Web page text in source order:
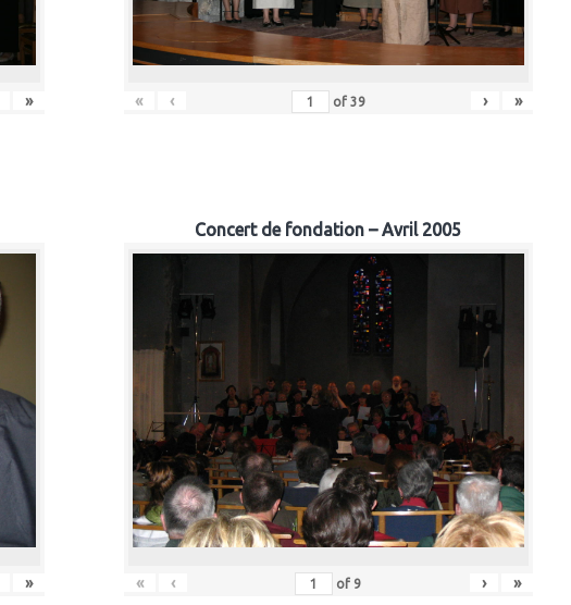
» « ‹ of 39 › »
»
Concert de fondation – Avril 2005
« ‹ of 9 › »